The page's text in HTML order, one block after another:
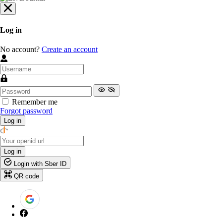
Log in
No account? Create an account
Remember me
Forgot password
Log in
Log in
Login with Sber ID
QR code